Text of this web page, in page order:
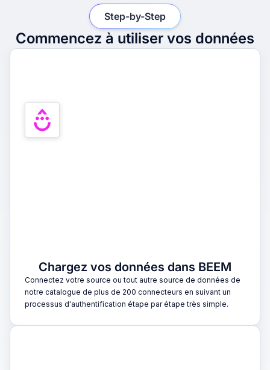
Commencez à utiliser vos données
Step-by-Step
Chargez vos données dans BEEM
Connectez votre source ou tout autre source de données de
notre catalogue de plus de 200 connecteurs en suivant un
processus d'authentification étape par étape très simple.